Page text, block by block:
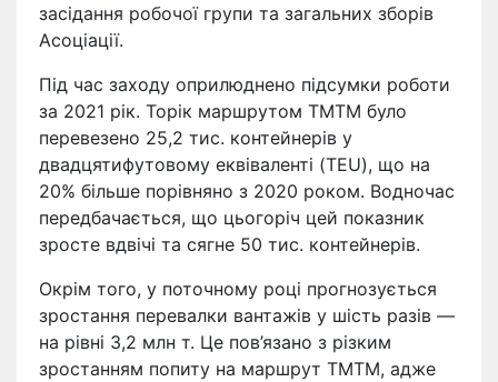
засідання робочої групи та загальних зборів
Асоціації.
Під час заходу оприлюднено підсумки роботи
за 2021 рік. Торік маршрутом ТМТМ було
перевезено 25,2 тис. контейнерів у
двадцятифутовому еквіваленті (TEU), що на
20% більше порівняно з 2020 роком. Водночас
передбачається, що цьогоріч цей показник
зросте вдвічі та сягне 50 тис. контейнерів.
Окрім того, у поточному році прогнозується
зростання перевалки вантажів у шість разів —
на рівні 3,2 млн т. Це пов’язано з різким
зростанням попиту на маршрут ТМТМ, адже